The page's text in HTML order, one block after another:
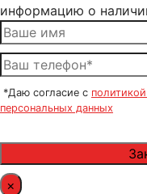
информацию о
*Даю согласие с
персональных данных
×